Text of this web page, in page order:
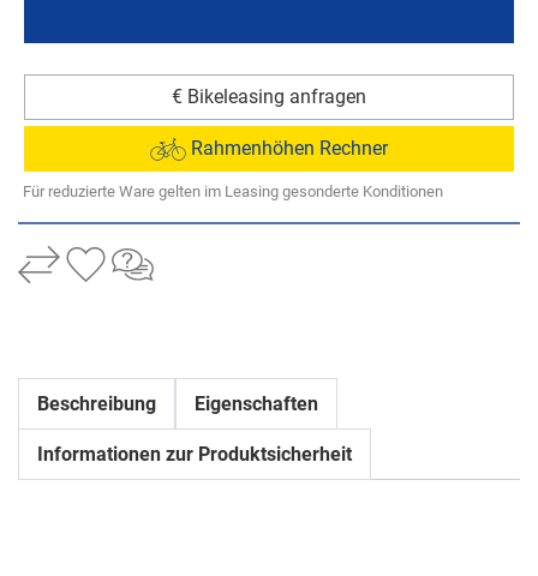
€ Bikeleasing anfragen
Rahmenhöhen Rechner
Für reduzierte Ware gelten im Leasing gesonderte Konditionen
Beschreibung Eigenschaften
Informationen zur Produktsicherheit